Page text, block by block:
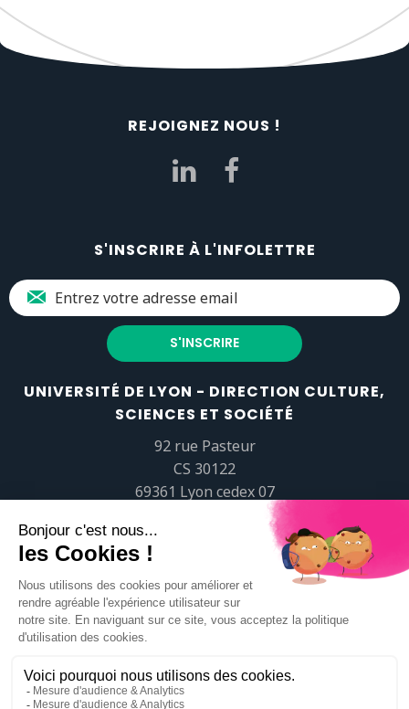
REJOIGNEZ NOUS !
S'INSCRIRE À L'INFOLETTRE
UNIVERSITÉ DE LYON - DIRECTION CULTURE,
SCIENCES ET SOCIÉTÉ
92 rue Pasteur
CS 30122
69361 Lyon cedex 07
popsciences@universite-lyon.fr
Tél.+33 (0)4 37 37 82 01
https://www.youtube.com/embed/Qm-prNOXepo